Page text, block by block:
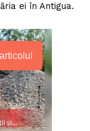
ei în Antigua.